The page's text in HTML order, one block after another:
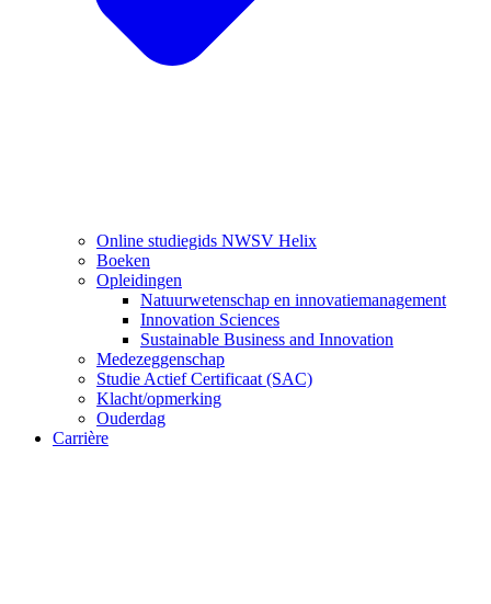
Online studiegids NWSV Helix
Boeken
Opleidingen
Natuurwetenschap en innovatiemanagement
Innovation Sciences
Sustainable Business and Innovation
Medezeggenschap
Studie Actief Certificaat (SAC)
Klacht/opmerking
Ouderdag
Carrière